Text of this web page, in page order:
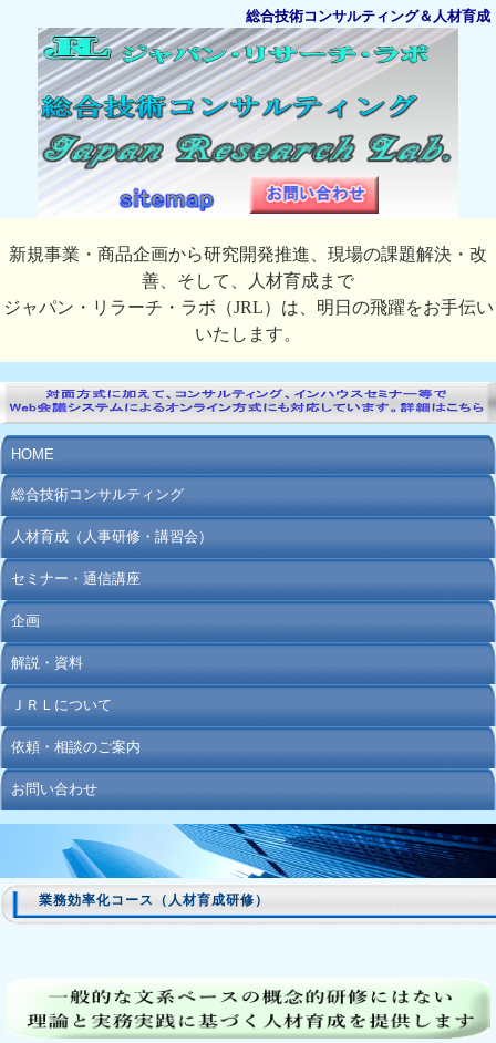
総合技術コンサルティング＆人材育成
新規事業・商品企画から研究開発推進、現場の課題解決・改
善、そして、人材育成まで
ジャパン・リラーチ・ラボ（JRL）は、明日の飛躍をお手伝い
いたします。
HOME
総合技術コンサルティング
人材育成（人事研修・講習会）
セミナー・通信講座
企画
解説・資料
ＪＲＬについて
依頼・相談のご案内
お問い合わせ
業務効率化コース（人材育成研修）